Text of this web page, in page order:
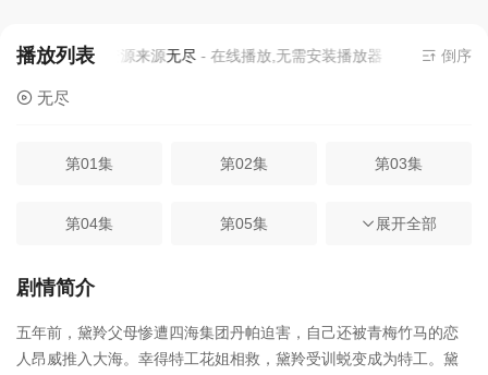
播放列表当前资源来源无尽- 在线播放,无需安装播放器 倒序
无尽
第01集 第02集 第03集
第04集 第05集 第06集
第07集
第10集 第11集 第12集
展开全部
剧情简介
五年前，黛羚父母惨遭四海集团丹帕迫害，自己还被青梅竹马的恋
人昂威推入大海。幸得特工花姐相救，黛羚受训蜕变成为特工。黛